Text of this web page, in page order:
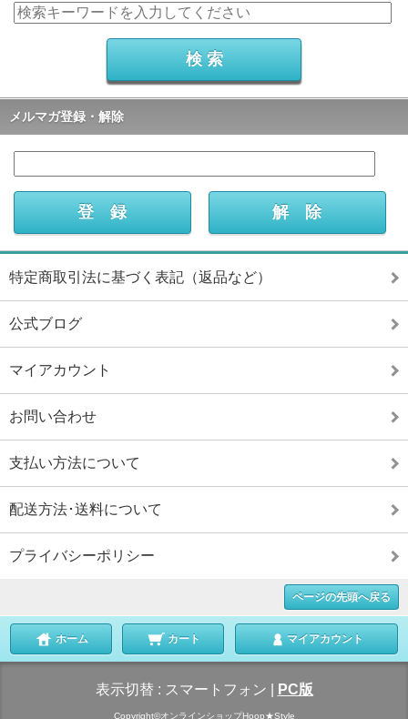
メルマガ登録・解除
特定商取引法に基づく表記（返品など）
公式ブログ
マイアカウント
お問い合わせ
支払い方法について
配送方法･送料について
プライバシーポリシー
ページの先頭へ戻る
ホーム カート マイアカウント
表示切替 : スマートフォン PC版
Copyright©オンラインショップHoop★Style